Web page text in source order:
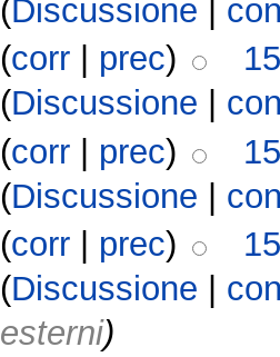
(Discussione
(corr prec)
(Discussione
(corr prec)
(Discussione
(corr prec)
(Discussione
esterni)